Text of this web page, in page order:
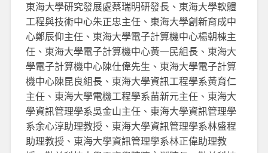
東海大學研究發展處蔡瑞明研發長、東海大學軟體
工程與技術中心朱正忠主任、東海大學創新育成中
心鄭辰仰主任、東海大學電子計算機中心楊朝棟主
任、東海大學電子計算機中心黃一民組長、東海大
學電子計算機中心陳仕偉先生、東海大學電子計算
機中心陳昆良組長、東海大學資訊工程學系黃育仁
主任、東海大學電機工程學系苗新元主任、東海大
學資訊管理學系吳金山主任、東海大學資訊管理學
系余心淳助理教授、東海大學資訊管理學系林盛程
助理教授、東海大學資訊管理學系林正偉助理教